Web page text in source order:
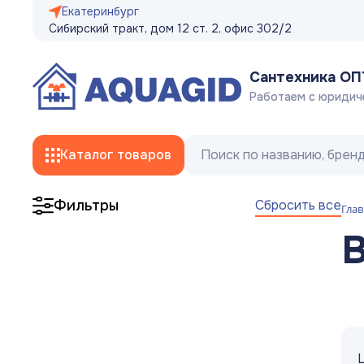
Екатеринбург
Сибирский тракт, дом 12 ст. 2, офис 302/2
Сантехника
Работаем с
Каталог товаров
Фильтры Сбросить все